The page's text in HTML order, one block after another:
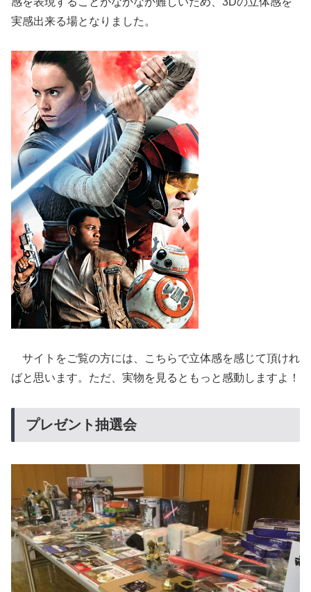
実感出来る場となりました。
サイトをご覧の方には、こちらで立体感を感じて頂けれ
ばと思います。ただ、実物を見るともっと感動しますよ！
プレゼント抽選会